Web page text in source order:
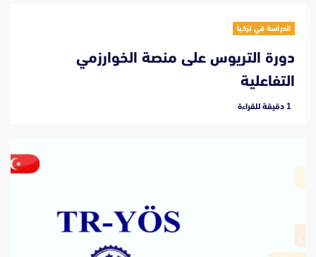
الدراسة في تركيا
دورة التريوس على منصة الخوارزمي
التفاعلية
‫1 دقيقة للقراءة